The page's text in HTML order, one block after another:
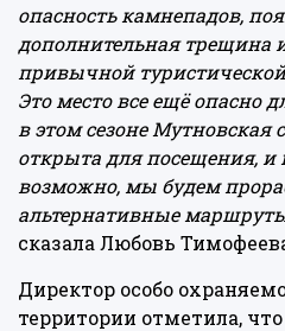
опасность камнепадов,
дополнительная трещина
привычной
Это место все ещё опасно
в этом сезоне Мутновская
открыта для посещения, и
возможно, мы будем
альтернативные
сказала Любовь
Директор особо
территории отметила,